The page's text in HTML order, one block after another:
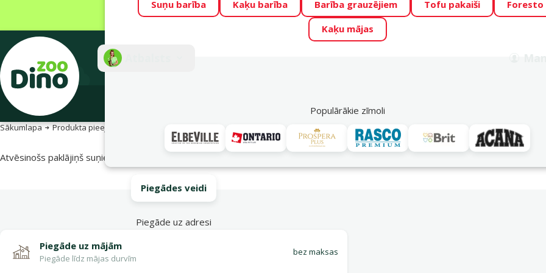
Visu mēnesi Dino Zoo piedāvā lieliskas cenas mīluļu TOP barībām! 🍖 →
Fotokonkurss “GADA ŪSAIŅI”! Varbūt tieši Tavs mīlulis būs 2027. gada
Suņu barība Kaķu barība Barība grauzējiem Tofu pakaiši
Foresto
Kaķu mājas
Populārākie zīmoli
Akciju piedāvājumi
Sākumlapa Produkta pieejamība
Piegādes iespējas
Atvēsinošs paklājiņš suņiem – Dog Fantasy Cool Mat Stay Cool, M, 50 x 40 cm
Piegādes veidi
Piegāde uz adresi
Piegāde uz mājām
Piegāde līdz mājas durvīm
bez maksas